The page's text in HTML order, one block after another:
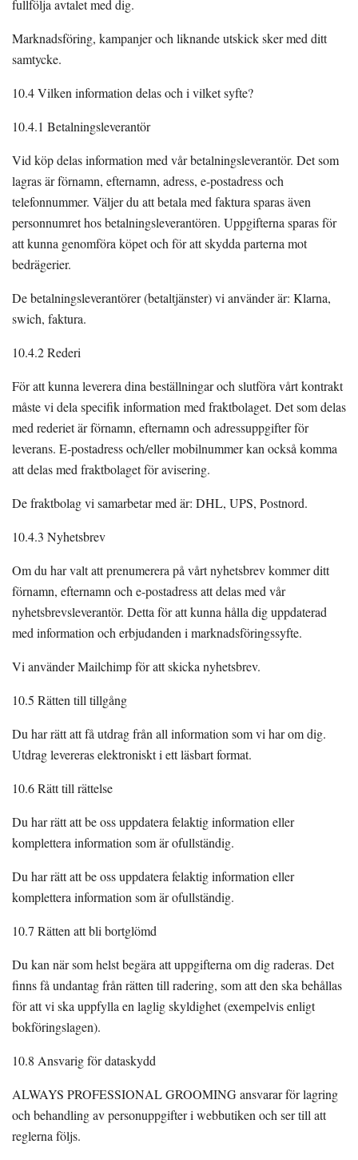
fullfölja avtalet med dig.
Marknadsföring, kampanjer och liknande utskick sker med ditt
samtycke.
10.4 Vilken information delas och i vilket syfte?
10.4.1 Betalningsleverantör
Vid köp delas information med vår betalningsleverantör. Det som
lagras är förnamn, efternamn, adress, e-postadress och
telefonnummer. Väljer du att betala med faktura sparas även
personnumret hos betalningsleverantören. Uppgifterna sparas för
att kunna genomföra köpet och för att skydda parterna mot
bedrägerier.
De betalningsleverantörer (betaltjänster) vi använder är: Klarna,
swich, faktura.
10.4.2 Rederi
För att kunna leverera dina beställningar och slutföra vårt kontrakt
måste vi dela specifik information med fraktbolaget. Det som delas
med rederiet är förnamn, efternamn och adressuppgifter för
leverans. E-postadress och/eller mobilnummer kan också komma
att delas med fraktbolaget för avisering.
De fraktbolag vi samarbetar med är: DHL, UPS, Postnord.
10.4.3 Nyhetsbrev
Om du har valt att prenumerera på vårt nyhetsbrev kommer ditt
förnamn, efternamn och e-postadress att delas med vår
nyhetsbrevsleverantör. Detta för att kunna hålla dig uppdaterad
med information och erbjudanden i marknadsföringssyfte.
Vi använder Mailchimp för att skicka nyhetsbrev.
10.5 Rätten till tillgång
Du har rätt att få utdrag från all information som vi har om dig.
Utdrag levereras elektroniskt i ett läsbart format.
10.6 Rätt till rättelse
Du har rätt att be oss uppdatera felaktig information eller
komplettera information som är ofullständig.
Du har rätt att be oss uppdatera felaktig information eller
komplettera information som är ofullständig.
10.7 Rätten att bli bortglömd
Du kan när som helst begära att uppgifterna om dig raderas. Det
finns få undantag från rätten till radering, som att den ska behållas
för att vi ska uppfylla en laglig skyldighet (exempelvis enligt
bokföringslagen).
10.8 Ansvarig för dataskydd
ALWAYS PROFESSIONAL GROOMING ansvarar för lagring
och behandling av personuppgifter i webbutiken och ser till att
reglerna följs.